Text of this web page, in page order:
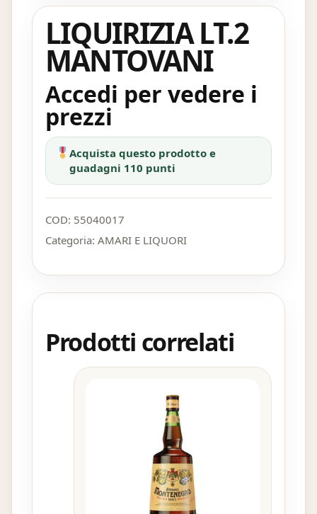
LIQUIRIZIA LT.2
MANTOVANI
Accedi per vedere i
prezzi
Acquista questo prodotto e
guadagni 110 punti
COD: 55040017
Categoria: AMARI E LIQUORI
Prodotti correlati